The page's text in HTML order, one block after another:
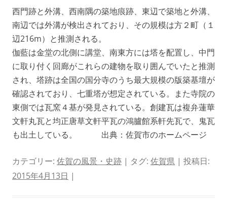
西門跡と外溝、西南隅の築地痕跡、東辺で築地と外溝、
南辺では外溝が検出されており、その規模は方２町（１
辺216m）と推測される。
伽藍は金堂の北側に講堂、南東方には塔を配置し、中門
に取り付く回廊がこれらの建物を取り囲んでいたと推測
され、塔跡は全国の国分寺のうち最大規模の版築基壇が
確認されており、七重塔が想定されている。また寺院の
東側では瓦窯４基が発見されている。創建瓦は複弁蓮華
文軒丸瓦と均正唐草文軒平瓦の鴻臚館系軒先瓦で、鬼瓦
も出土している。 出典：佐賀市のホームページ
カテゴリー: 佐賀の風景・史跡 | タグ: 佐賀県 | 投稿日:
2015年4月13日 |